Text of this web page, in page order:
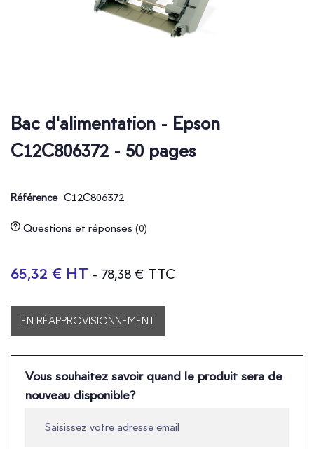
Bac d'alimentation - Epson
C12C806372 - 50 pages
Référence C12C806372
Questions et réponses (0)
65,32 € HT - 78,38 € TTC
EN RÉAPPROVISIONNEMENT
Vous souhaitez savoir quand le produit sera de
nouveau disponible?